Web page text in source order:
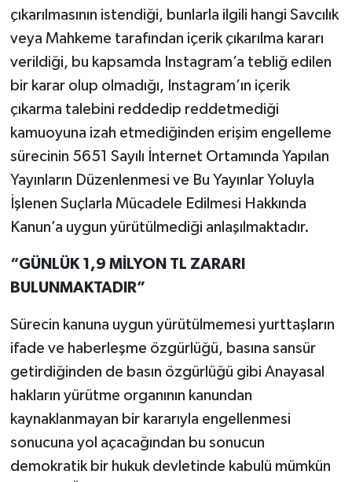
çıkarılmasının istendiği, bunlarla ilgili hangi Savcılık
veya Mahkeme tarafından içerik çıkarılma kararı
verildiği, bu kapsamda Instagram’a tebliğ edilen
bir karar olup olmadığı, Instagram’ın içerik
çıkarma talebini reddedip reddetmediği
kamuoyuna izah etmediğinden erişim engelleme
sürecinin 5651 Sayılı İnternet Ortamında Yapılan
Yayınların Düzenlenmesi ve Bu Yayınlar Yoluyla
İşlenen Suçlarla Mücadele Edilmesi Hakkında
Kanun’a uygun yürütülmediği anlaşılmaktadır.
“GÜNLÜK 1,9 MİLYON TL ZARARI
BULUNMAKTADIR”
Sürecin kanuna uygun yürütülmemesi yurttaşların
ifade ve haberleşme özgürlüğü, basına sansür
getirdiğinden de basın özgürlüğü gibi Anayasal
hakların yürütme organının kanundan
kaynaklanmayan bir kararıyla engellenmesi
sonucuna yol açacağından bu sonucun
demokratik bir hukuk devletinde kabulü mümkün